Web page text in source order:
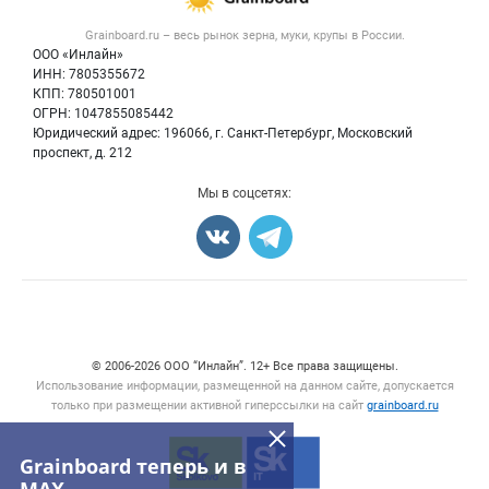
Grainboard теперь и в
Grainboard.ru – весь рынок зерна, муки, крупы в России.
ООО «Инлайн»
ИНН: 7805355672
КПП: 780501001
ОГРН: 1047855085442
Юридический адрес: 196066, г. Санкт-Петербург, Московский
проспект, д. 212
Контактная информация
Политика обработки персональных данных
Крупы
Мука
Мы в соцсетях:
© 2006‑2026 ООО “Инлайн”. 12+ Все права защищены.
Использование информации, размещенной на данном сайте, допускается
только при размещении активной гиперссылки на сайт grainboard.ru